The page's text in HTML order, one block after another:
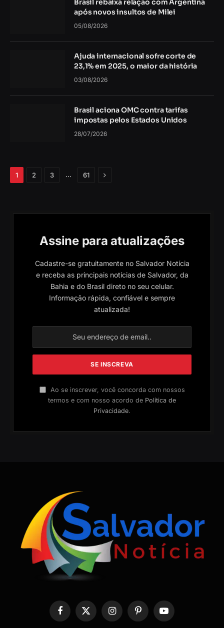
Brasil rebaixa relação com Argentina
após novos insultos de Milei
05/08/2026
Ajuda internacional sofre corte de
23,1% em 2025, o maior da história
03/08/2026
Brasil aciona OMC contra tarifas
impostas pelos Estados Unidos
28/07/2026
1 2 3 … 61 Próximo
Assine para atualizações
Cadastre-se gratuitamente no Salvador Notícia
e receba as principais notícias de Salvador, da
Bahia e do Brasil direto no seu celular.
Informação rápida, confiável e sempre
atualizada!
Ao se inscrever, você concorda com nossos
termos e com nosso acordo de Política de
Privacidade.
Facebook
X
InstagramPinterestYouTube